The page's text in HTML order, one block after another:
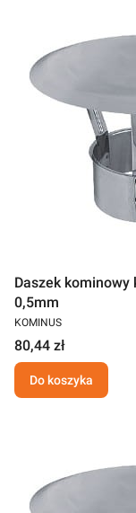
Daszek
0,5mm
KOMINUS
80,44 zł
Do koszyka